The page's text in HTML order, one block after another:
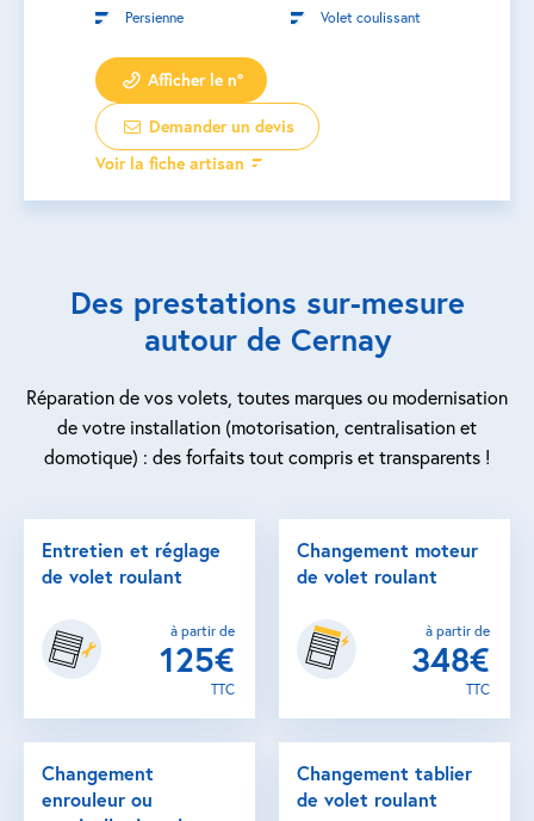
Persienne Volet coulissant
Afficher le n°
Demander un devis
Voir la fiche artisan
Des prestations sur-mesure
autour de Cernay
Réparation de vos volets, toutes marques ou modernisation
de votre installation (motorisation, centralisation et
domotique) : des forfaits tout compris et transparents !
Entretien et réglage
de volet roulant
à partir de
125€
TTC
Changement moteur
de volet roulant
à partir de
348€
TTC
Changement
enrouleur ou
Changement tablier
de volet roulant